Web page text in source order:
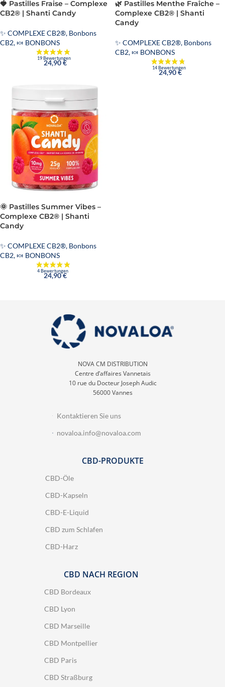
🍓 Pastilles Fraise – Complexe
CB2® | Shanti Candy
✨ COMPLEXE CB2®, Bonbons
CB2,🍬 BONBONS
24,90€
🌿 Pastilles Menthe Fraîche –
Complexe CB2® | Shanti
Candy
✨ COMPLEXE CB2®, Bonbons
CB2,🍬 BONBONS
24,90€
🌞 Pastilles Summer Vibes –
Complexe CB2® | Shanti
Candy
✨ COMPLEXE CB2®, Bonbons
CB2,🍬 BONBONS
24,90€
NOVA CM DISTRIBUTION
Centre d’affaires Vannetais
10 rue du Docteur Joseph Audic
56000 Vannes
Kontaktieren Sie uns
novaloa.info@novaloa.com
CBD-PRODUKTE
CBD-Öle
CBD-Kapseln
CBD-E-Liquid
CBD zum Schlafen
CBD-Harz
CBD NACH REGION
CBD Bordeaux
CBD Lyon
CBD Marseille
CBD Montpellier
CBD Paris
CBD Straßburg